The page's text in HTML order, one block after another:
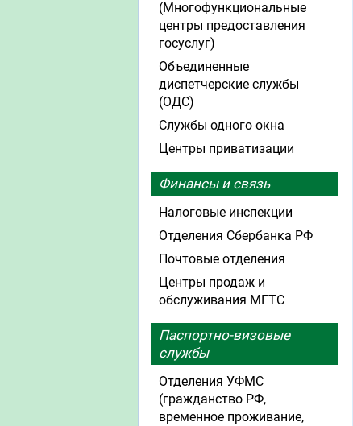
(Многофункциональные
центры предоставления
госуслуг)
Объединенные
диспетчерские службы
(ОДС)
Службы одного окна
Центры приватизации
Финансы и связь
Налоговые инспекции
Отделения Сбербанка РФ
Почтовые отделения
Центры продаж и
обслуживания МГТС
Паспортно-визовые
службы
Отделения УФМС
(гражданство РФ,
временное проживание,